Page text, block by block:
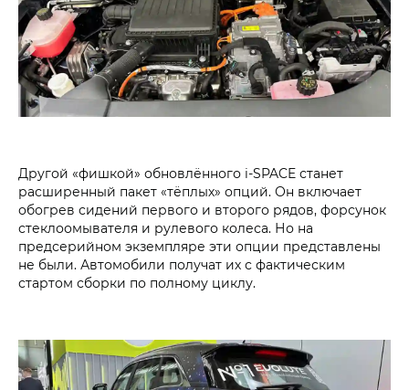
Другой «фишкой» обновлённого i‑SPACE станет
расширенный пакет «тёплых» опций. Он включает
обогрев сидений первого и второго рядов, форсунок
стеклоомывателя и рулевого колеса. Но на
предсерийном экземпляре эти опции представлены
не были. Автомобили получат их с фактическим
стартом сборки по полному циклу.